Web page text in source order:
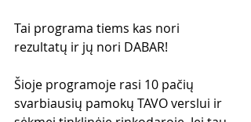
Tai programa tiems kas nori
rezultatų ir jų nori DABAR!
Šioje programoje rasi 10 pačių
svarbiausių pamokų TAVO verslui ir